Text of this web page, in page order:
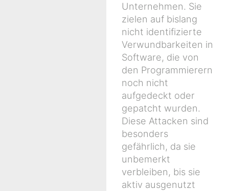
Unternehmen. Sie
zielen auf bislang
nicht identifizierte
Verwundbarkeiten in
Software, die von
den Programmierern
noch nicht
aufgedeckt oder
gepatcht wurden.
Diese Attacken sind
besonders
gefährlich, da sie
unbemerkt
verbleiben, bis sie
aktiv ausgenutzt